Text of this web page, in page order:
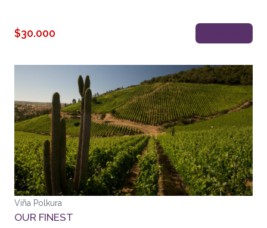
$30.000
Viña Polkura
OUR FINEST